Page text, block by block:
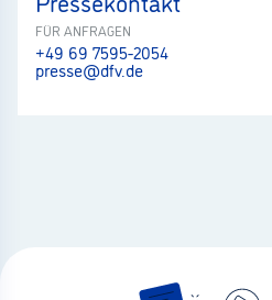
FÜR ANFRAGEN
+49 69 7595-2054
presse@dfv.de